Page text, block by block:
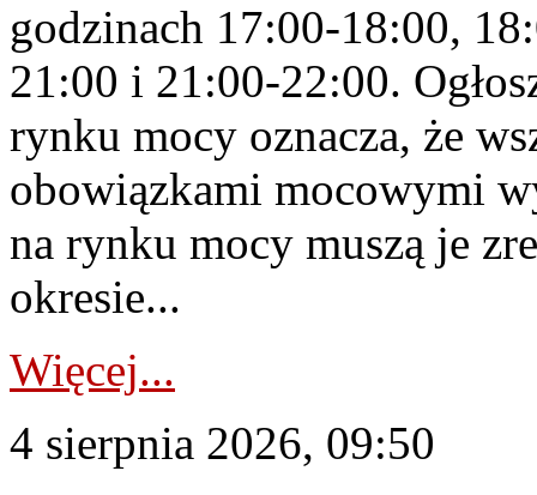
godzinach 17:00-18:00,
21:00 i 21:00-22:00.
rynku mocy oznacza, że
obowiązkami mocowymi
na rynku mocy muszą je
okresie...
Więcej...
4 sierpnia 2026, 09:50